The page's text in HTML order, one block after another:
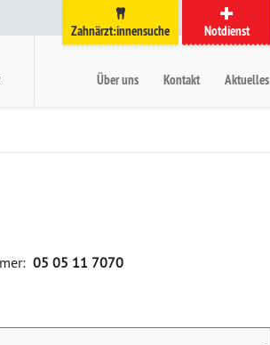
Zahnärzt:innensuche
Notdienst
Hauptmenü
Metanavigation
Über uns Kontakt Aktuelles
05 05 11 7070